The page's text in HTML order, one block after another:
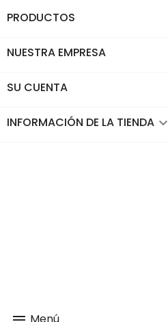
PRODUCTOS
NUESTRA EMPRESA
SU CUENTA
INFORMACIÓN DE LA TIENDA keyboard_arrow_down